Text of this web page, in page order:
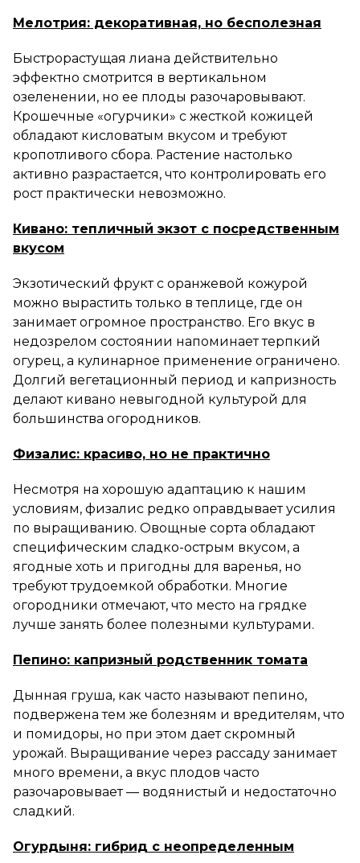
Мелотрия: декоративная, но бесполезная
Быстрорастущая лиана действительно
эффектно смотрится в вертикальном
озеленении, но ее плоды разочаровывают.
Крошечные «огурчики» с жесткой кожицей
обладают кисловатым вкусом и требуют
кропотливого сбора. Растение настолько
активно разрастается, что контролировать его
рост практически невозможно.
Кивано: тепличный экзот с посредственным
вкусом
Экзотический фрукт с оранжевой кожурой
можно вырастить только в теплице, где он
занимает огромное пространство. Его вкус в
недозрелом состоянии напоминает терпкий
огурец, а кулинарное применение ограничено.
Долгий вегетационный период и капризность
делают кивано невыгодной культурой для
большинства огородников.
Физалис: красиво, но не практично
Несмотря на хорошую адаптацию к нашим
условиям, физалис редко оправдывает усилия
по выращиванию. Овощные сорта обладают
специфическим сладко-острым вкусом, а
ягодные хоть и пригодны для варенья, но
требуют трудоемкой обработки. Многие
огородники отмечают, что место на грядке
лучше занять более полезными культурами.
Пепино: капризный родственник томата
Дынная груша, как часто называют пепино,
подвержена тем же болезням и вредителям, что
и помидоры, но при этом дает скромный
урожай. Выращивание через рассаду занимает
много времени, а вкус плодов часто
разочаровывает — водянистый и недостаточно
сладкий.
Огурдыня: гибрид с неопределенным